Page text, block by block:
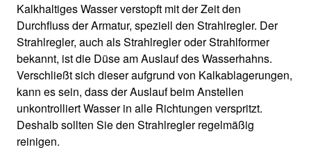
Kalkhaltiges Wasser verstopft mit der Zeit den
Durchfluss der Armatur, speziell den Strahlregler. Der
Strahlregler, auch als Strahlregler oder Strahlformer
bekannt, ist die Düse am Auslauf des Wasserhahns.
Verschließt sich dieser aufgrund von Kalkablagerungen,
kann es sein, dass der Auslauf beim Anstellen
unkontrolliert Wasser in alle Richtungen verspritzt.
Deshalb sollten Sie den Strahlregler regelmäßig
reinigen.